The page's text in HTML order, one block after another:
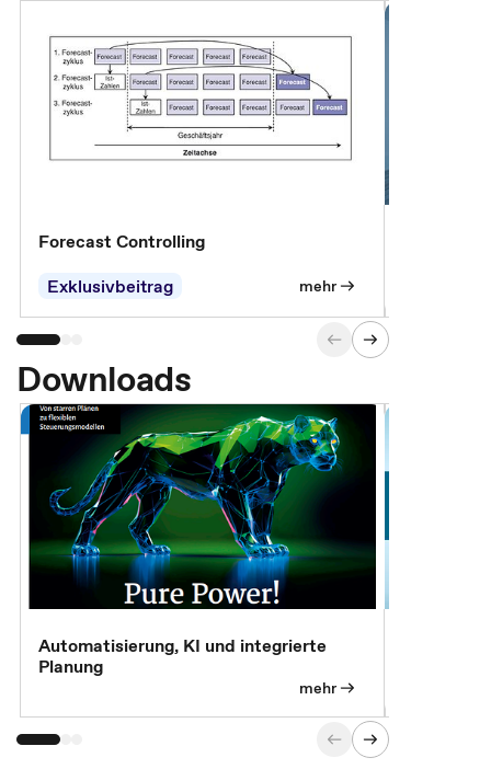
Forecast Controlling
Exklusivbeitrag
mehr
Downloads
Automatisierung, KI und integrierte
Planung
mehr